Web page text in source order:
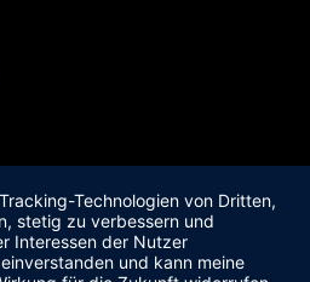
Technologien von Dritten,
stetig zu verbessern und
Interessen der Nutzer
und kann meine